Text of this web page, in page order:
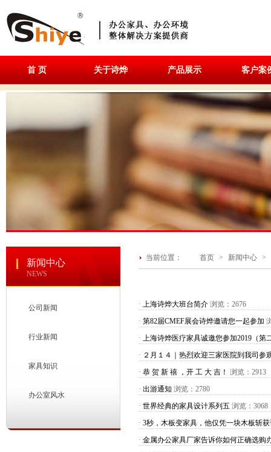
首 页 关于诗烨 产品展示 客户案
新闻中心
NEWS
公司新闻
行业新闻
家具知识
办公室风水
当前位置： 首页 > 新闻中心 >
· 上海诗烨大班台简介 浏览：2676
· 第82届CMEF展会诗烨邀请您一起参加
· 上海诗烨医疗家具诚邀您参加2019（第
· ２月１４｜热烈欢迎三家医院到我司参
· 恭 贺 新 禧 ，开 工 大 吉！ 浏览：2913
· 出游通知 浏览：2780
· 世界经典的家具设计系列五 浏览：3068
· 3秒，木板变家具，他仅凭一块木板斩
· 金属办公家具厂家告诉你如何正确选购